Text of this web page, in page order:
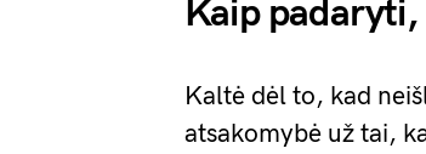
Kaip
Kaltė dėl to, kad
atsakomybė už tai,